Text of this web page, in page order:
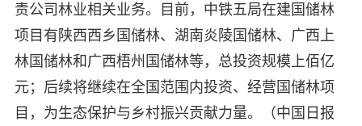
责公司林业相关业务。目前，中铁五局在建国储林
项目有陕西西乡国储林、湖南炎陵国储林、广西上
林国储林和广西梧州国储林等，总投资规模上佰亿
元；后续将继续在全国范围内投资、经营国储林项
目，为生态保护与乡村振兴贡献力量。（中国日报